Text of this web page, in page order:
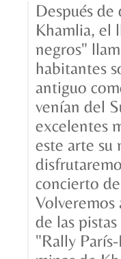
Después de
Khamlia, el
negros"
habitantes
antiguo
venían del
excelentes
este arte su
concierto
Volveremos
de las
"Rally